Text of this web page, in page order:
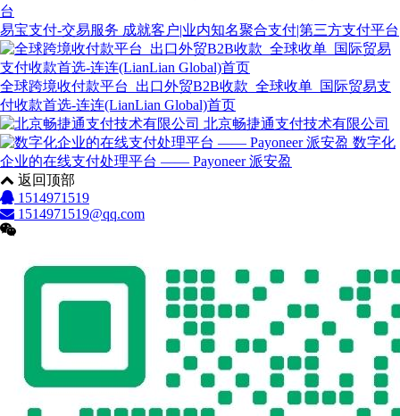
易宝支付-交易服务 成就客户|业内知名聚合支付|第三方支付平台
全球跨境收付款平台_出口外贸B2B收款_全球收单_国际贸易支
付收款首选-连连(LianLian Global)首页
北京畅捷通支付技术有限公司
数字化
企业的在线支付处理平台 —— Payoneer 派安盈
返回顶部
1514971519
1514971519@qq.com